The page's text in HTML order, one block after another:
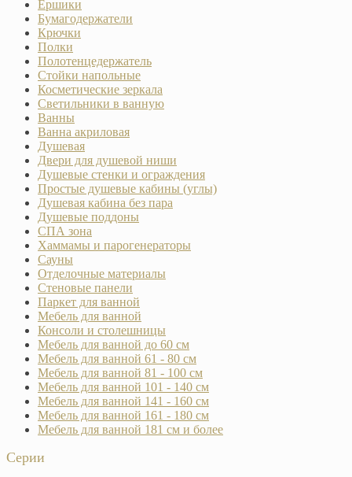
Ёршики
Бумагодержатели
Крючки
Полки
Полотенцедержатель
Стойки напольные
Косметические зеркала
Светильники в ванную
Ванны
Ванна акриловая
Душевая
Двери для душевой ниши
Душевые стенки и ограждения
Простые душевые кабины (углы)
Душевая кабина без пара
Душевые поддоны
СПА зона
Хаммамы и парогенераторы
Сауны
Отделочные материалы
Стеновые панели
Паркет для ванной
Мебель для ванной
Консоли и столешницы
Мебель для ванной до 60 см
Мебель для ванной 61 - 80 см
Мебель для ванной 81 - 100 см
Мебель для ванной 101 - 140 см
Мебель для ванной 141 - 160 см
Мебель для ванной 161 - 180 см
Мебель для ванной 181 см и более
Серии